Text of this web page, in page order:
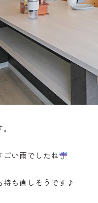
ごい雨でしたね
持ち直しそうです♪